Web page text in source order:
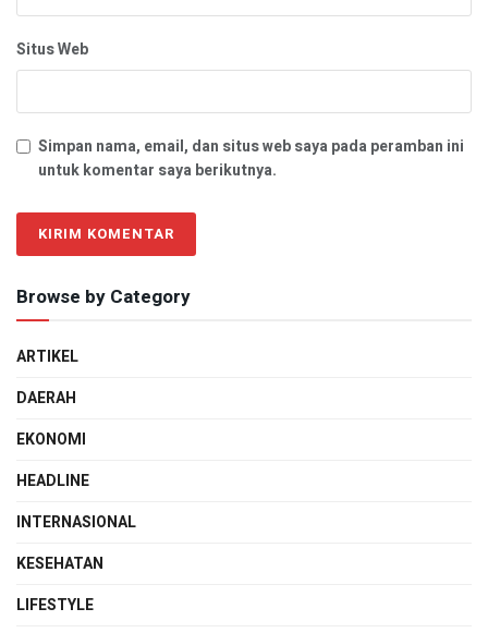
Situs Web
Simpan nama, email, dan situs web saya pada peramban ini
untuk komentar saya berikutnya.
Browse by Category
ARTIKEL
DAERAH
EKONOMI
HEADLINE
INTERNASIONAL
KESEHATAN
LIFESTYLE